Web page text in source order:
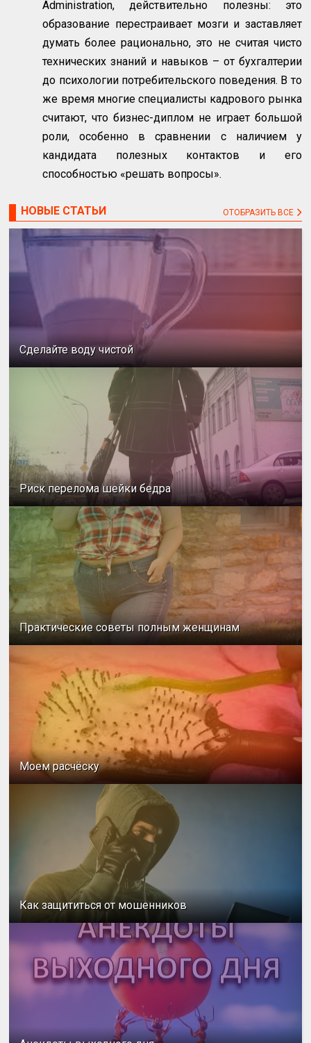
Administration, действительно полезны: это
образование перестраивает мозги и заставляет
думать более рационально, это не считая чисто
технических знаний и навыков – от бухгалтерии
до психологии потребительского поведения. В то
же время многие специалисты кадрового рынка
считают, что бизнес-диплом не играет большой
роли, особенно в сравнении с наличием у
кандидата полезных контактов и его
способностью «решать вопросы».
НОВЫЕ СТАТЬИ ОТОБРАЗИТЬ ВСЕ
Сделайте воду чистой
Риск перелома шейки бедра
Практические советы полным женщинам
Моем расчёску
Как защититься от мошенников